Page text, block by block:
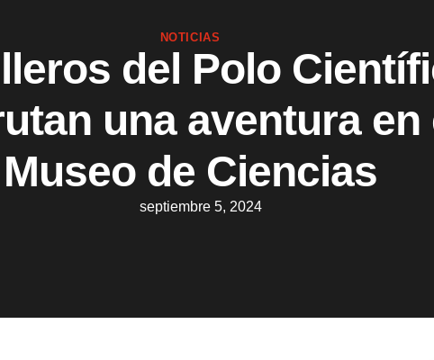
NOTICIAS
del Polo
una aventura en
Museo de Ciencias
septiembre 5, 2024